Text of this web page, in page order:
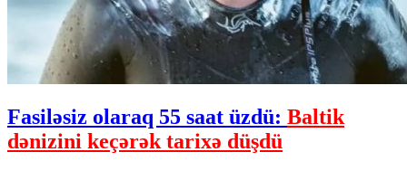
Fasiləsiz olaraq 55 saat üzdü: Baltik
dənizini keçərək tarixə düşdü